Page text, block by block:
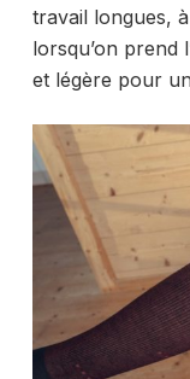
travail longues,
lorsqu’on prend
et légère pour